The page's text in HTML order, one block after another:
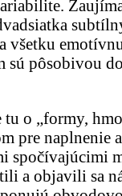
všetku
sú pôsobivou
o „formy,
pre naplnenie
spočívajúcimi
a objavili sa